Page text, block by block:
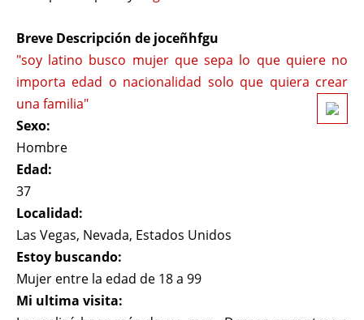
Breve Descripción de joceñhfgu
"soy latino busco mujer que sepa lo que quiere no
importa edad o nacionalidad solo que quiera crear
una familia"
Sexo:
Hombre
Edad:
37
Localidad:
Las Vegas, Nevada, Estados Unidos
Estoy buscando:
Mujer entre la edad de 18 a 99
Mi ultima visita: